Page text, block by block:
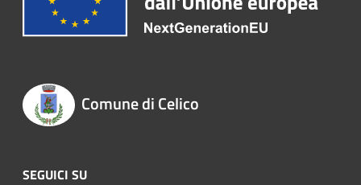
Comune di Celico
SEGUICI SU